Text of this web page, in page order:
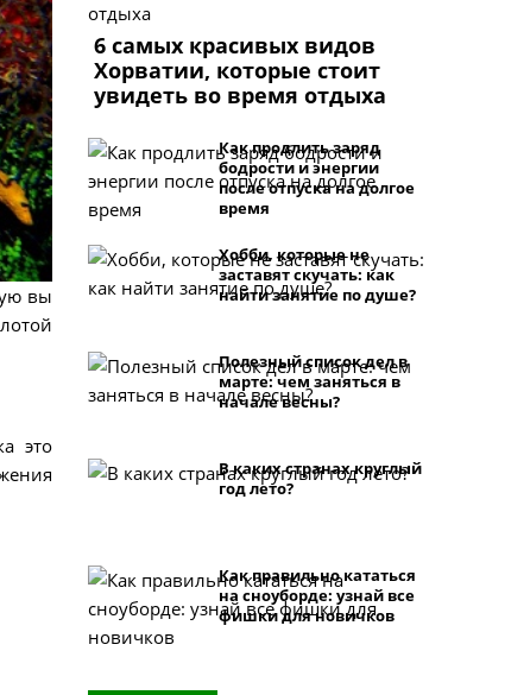
вы
это
6 самых красивых видов
Хорватии, которые стоит
увидеть во время отдыха
Как продлить заряд
бодрости и энергии
после отпуска на долгое
время
Хобби, которые не
заставят скучать: как
найти занятие по душе?
Полезный список дел в
марте: чем заняться в
начале весны?
В каких странах круглый
год лето?
Как правильно кататься
на сноуборде: узнай все
фишки для новичков